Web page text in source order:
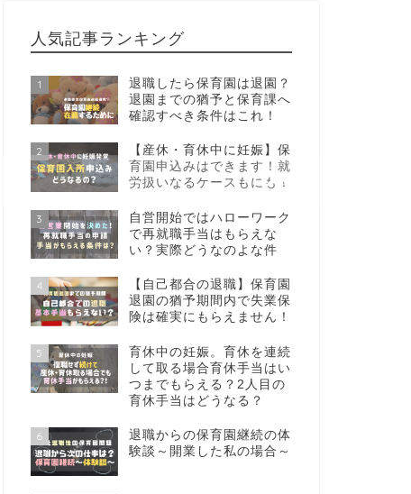
人気記事ランキング
1
退職したら保育園は退園？
退園までの猶予と保育課へ
確認すべき条件はこれ！
2
【産休・育休中に妊娠】保
育園申込みはできます！就
労扱いなるケースもにも！
3
自営開始ではハローワーク
で再就職手当はもらえな
い？実際どうなのよな件
4
【自己都合の退職】保育園
退園の猶予期間内で失業保
険は確実にもらえません！
5
育休中の妊娠。育休を連続
して取る場合育休手当はい
つまでもらえる？2人目の
育休手当はどうなる？
6
退職からの保育園継続の体
験談～開業した私の場合～